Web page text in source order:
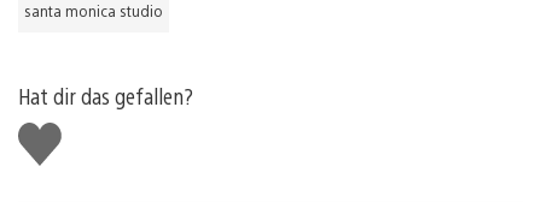
santa monica studio
Hat dir das gefallen?
Gefällt
mir